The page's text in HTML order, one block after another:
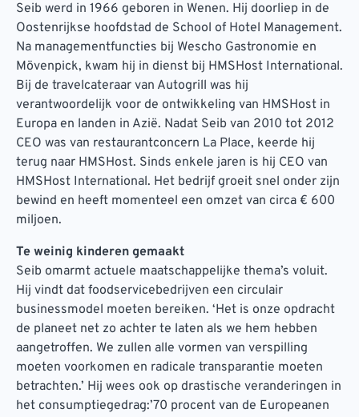
Seib werd in 1966 geboren in Wenen. Hij doorliep in de
Oostenrijkse hoofdstad de School of Hotel Management.
Na managementfuncties bij Wescho Gastronomie en
Mövenpick, kwam hij in dienst bij HMSHost International.
Bij de travelcateraar van Autogrill was hij
verantwoordelijk voor de ontwikkeling van HMSHost in
Europa en landen in Azië. Nadat Seib van 2010 tot 2012
CEO was van restaurantconcern La Place, keerde hij
terug naar HMSHost. Sinds enkele jaren is hij CEO van
HMSHost International. Het bedrijf groeit snel onder zijn
bewind en heeft momenteel een omzet van circa € 600
miljoen.
Te weinig kinderen gemaakt
Seib omarmt actuele maatschappelijke thema’s voluit.
Hij vindt dat foodservicebedrijven een circulair
businessmodel moeten bereiken. ‘Het is onze opdracht
de planeet net zo achter te laten als we hem hebben
aangetroffen. We zullen alle vormen van verspilling
moeten voorkomen en radicale transparantie moeten
betrachten.’ Hij wees ook op drastische veranderingen in
het consumptiegedrag:’70 procent van de Europeanen